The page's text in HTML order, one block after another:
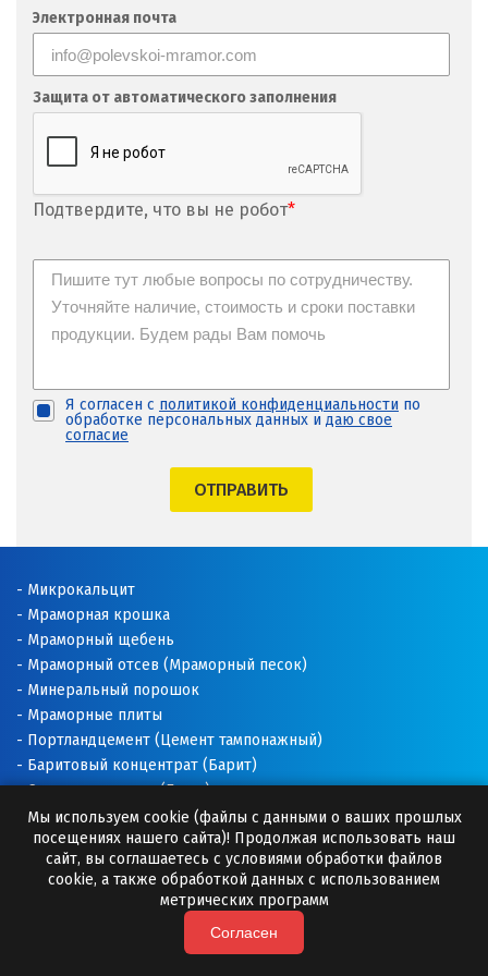
Х
Хабаровск
Ханты-Мансийск
Химки
Чебаркуль
Челябинск
Чехов
Чита
Электросталь
Ю
Югорск
Я
Ялуторовск
Ярославль
Электронная почта
Защита от автоматического заполнения
Подтвердите, что вы не робот*
Я согласен с политикой конфиденциальности по
обработке персональных данных и даю свое
согласие
ОТПРАВИТЬ
Микрокальцит
Мраморная крошка
Мраморный щебень
Мраморный отсев (Мраморный песок)
Минеральный порошок
Мраморные плиты
Портландцемент (Цемент тампонажный)
Баритовый концентрат (Барит)
Соль техническая (Галит)
Доломитовая мука
Известняковая мука
Добавки для буровых растворов
Буровые растворы
Премиксы (Минеральные добавки)
Мы используем cookie (файлы с данными о ваших прошлых
посещениях нашего сайта)! Продолжая использовать наш
сайт, вы соглашаетесь с условиями обработки файлов
cookie, а также обработкой данных с использованием
метрических программ
Согласен